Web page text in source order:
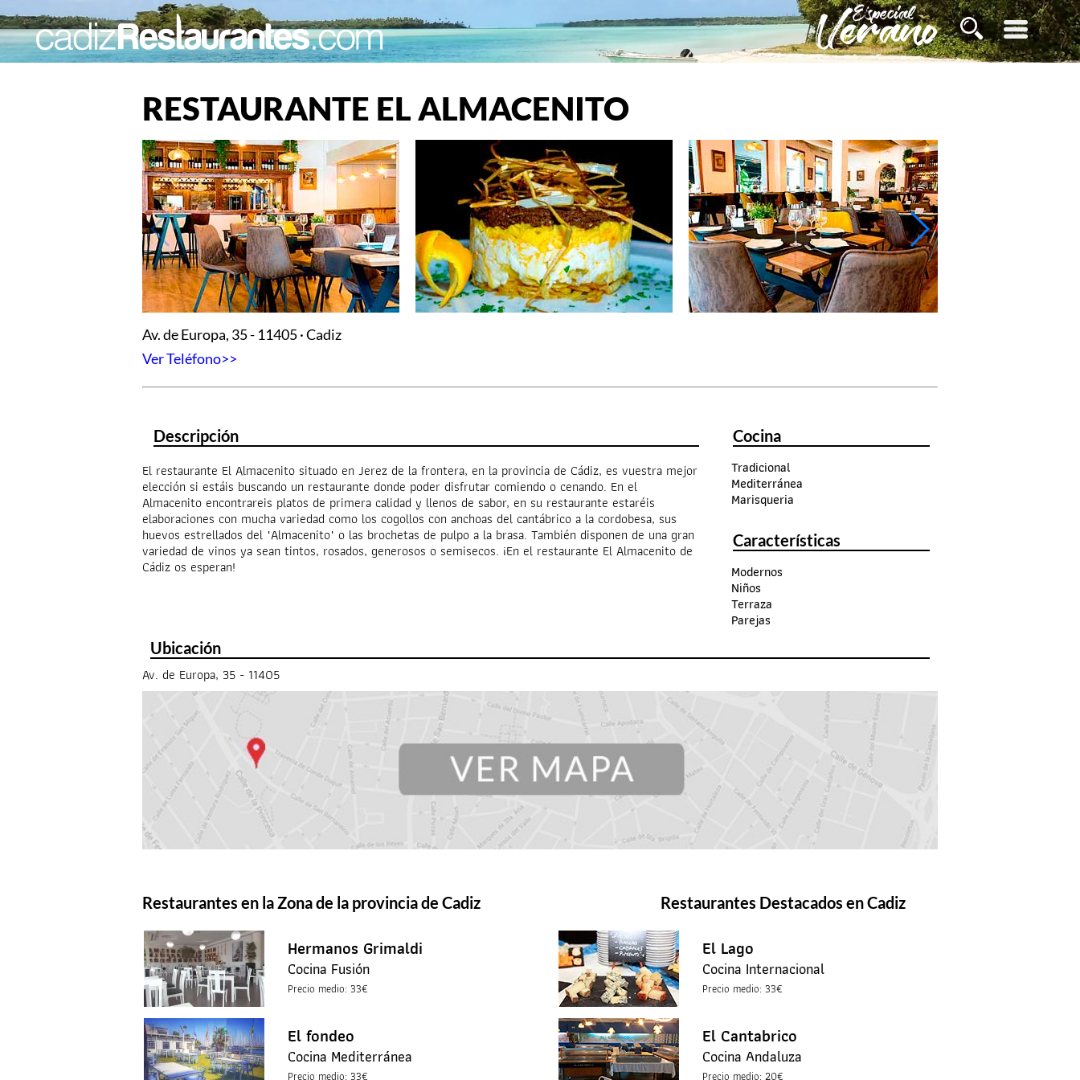
RESTAURANTE EL ALMACENITO
Av. de Europa, 35 - 11405 · Cadiz
Ver Teléfono>>
Descripción
El restaurante El Almacenito situado en Jerez de la frontera, en la provincia de Cádiz, es vuestra mejor
elección si estáis buscando un restaurante donde poder disfrutar comiendo o cenando. En el
Almacenito encontrareis platos de primera calidad y llenos de sabor, en su restaurante estaréis
elaboraciones con mucha variedad como los cogollos con anchoas del cantábrico a la cordobesa, sus
huevos estrellados del "Almacenito" o las brochetas de pulpo a la brasa. También disponen de una gran
variedad de vinos ya sean tintos, rosados, generosos o semisecos. ¡En el restaurante El Almacenito de
Cádiz os esperan!
Cocina
Tradicional
Mediterránea
Marisqueria
Características
Modernos
Niños
Terraza
Parejas
Ubicación
Av. de Europa, 35 - 11405
Restaurantes en la Zona de la provincia de Cadiz Restaurantes Destacados en Cadiz
El Lago
Cocina Internacional
Precio medio: 33€
El Cantabrico
Cocina Andaluza
Precio medio: 20€
Hermanos Grimaldi
Cocina Fusión
Precio medio: 33€
El fondeo
Cocina Mediterránea
Precio medio: 33€